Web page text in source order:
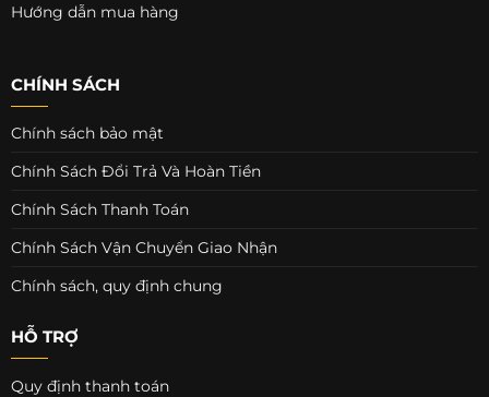
Hướng dẫn mua hàng
CHÍNH SÁCH
Chính sách bảo mật
Chính Sách Đổi Trả Và Hoàn Tiền
Chính Sách Thanh Toán
Chính Sách Vận Chuyển Giao Nhận
Chính sách, quy định chung
HỖ TRỢ
Quy định thanh toán